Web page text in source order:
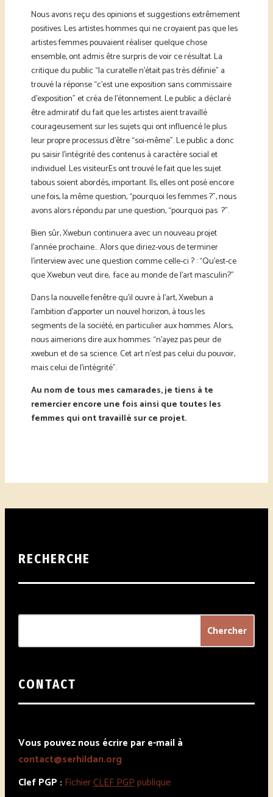
Nous avons reçu des opinions et suggestions extrêmement
positives. Les artistes hommes qui ne croyaient pas que les
artistes femmes pouvaient réaliser quelque chose
ensemble, ont admis être surpris de voir ce résultat. La
critique du public “la curatelle n’était pas très définie” a
trouvé la réponse “c’est une exposition sans commissaire
d’exposition” et créa de l’étonnement. Le public a déclaré
être admiratif du fait que les artistes aient travaillé
courageusement sur les sujets qui ont influencé le plus
leur propre processus d’être “soi-même”. Le public a donc
pu saisir l’intégrité des contenus à caractère social et
individuel. Les visiteurEs ont trouvé le fait que les sujet
tabous soient abordés, important. Ils, elles ont posé encore
une fois, la même question, “pourquoi les femmes ?”, nous
avons alors répondu par une question, “pourquoi pas ?”.
Bien sûr, Xwebun continuera avec un nouveau projet
l’année prochaine… Alors que diriez-vous de terminer
l’interview avec une question comme celle-ci ? : “Qu’est-ce
que Xwebun veut dire, face au monde de l’art masculin?”
Dans la nouvelle fenêtre qu’il ouvre à l’art, Xwebun a
l’ambition d’apporter un nouvel horizon, à tous les
segments de la société, en particulier aux hommes. Alors,
nous aimerions dire aux hommes: “n’ayez pas peur de
xwebun et de sa science. Cet art n’est pas celui du pouvoir,
mais celui de l’intégrité”.
Au nom de tous mes camarades, je tiens à te
remercier encore une fois ainsi que toutes les
femmes qui ont travaillé sur ce projet.
RECHERCHE
CONTACT
Vous pouvez nous écrire par e-mail à
contact@serhildan.org
Clef PGP : FichierCLEF PGPpublique